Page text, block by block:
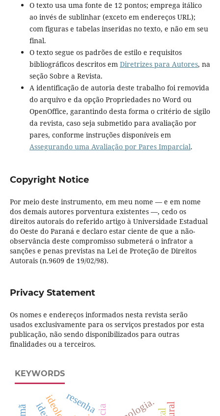
O texto usa uma fonte de 12 pontos; emprega itálico
ao invés de sublinhar (exceto em endereços URL);
com figuras e tabelas inseridas no texto, e não em seu
final.
O texto segue os padrões de estilo e requisitos
bibliográficos descritos em Diretrizes para Autores, na
seção Sobre a Revista.
A identificação de autoria deste trabalho foi removida
do arquivo e da opção Propriedades no Word ou
OpenOffice, garantindo desta forma o critério de sigilo
da revista, caso seja submetido para avaliação por
pares, conforme instruções disponíveis em
Assegurando uma Avaliação por Pares Imparcial.
Copyright Notice
Por meio deste instrumento, em meu nome — e em nome
dos demais autores porventura existentes —, cedo os
direitos autorais do referido artigo à Universidade Estadual
do Oeste do Paraná e declaro estar ciente de que a não-
observância deste compromisso submeterá o infrator a
sanções e penas previstas na Lei de Proteção de Direitos
Autorais (n.9609 de 19/02/98).
Privacy Statement
Os nomes e endereços informados nesta revista serão
usados exclusivamente para os serviços prestados por esta
publicação, não sendo disponibilizados para outras
finalidades ou a terceiros.
KEYWORDS
resenha